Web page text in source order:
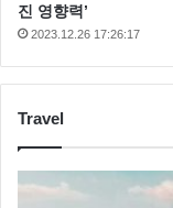
진 영향력’
2023.12.26 17:26:17
Travel